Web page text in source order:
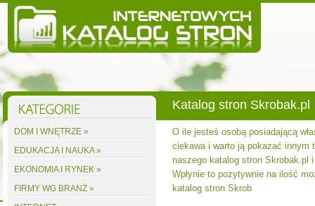
Katalog stron Skrobak.pl
O ile jesteś osobą posiadającą
ciekawa i warto ją pokazać innym
naszego katalog stron Skrobak.pl
Wpłynie to pozytywnie na ilość
katalog stron Skrob
DOM I WNĘTRZE »
EDUKACJA I NAUKA »
EKONOMIA I RYNEK »
FIRMY WG BRANŻ »